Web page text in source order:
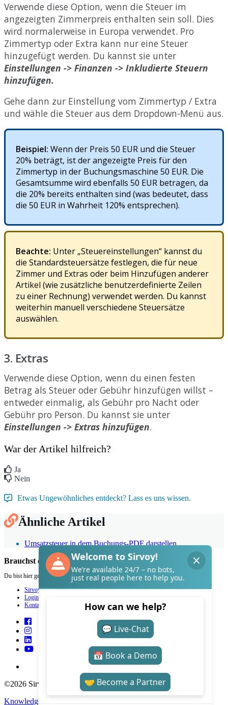
Verwende diese Option, wenn die Steuer im
angezeigten Zimmerpreis enthalten sein soll. Dies
wird normalerweise in Europa verwendet. Pro
Zimmertyp oder Extra kann nur eine Steuer
hinzugefügt werden. Du kannst sie unter
Einstellungen -> Finanzen -> Inkludierte Steuern
hinzufügen.
Gehe dann zur Einstellung vom Zimmertyp / Extra
und wähle die Steuer aus dem Dropdown-Menü aus.
Beispiel: Wenn der Preis 50 EUR und die Steuer
20% beträgt, istderangezeigte Preis fürden
Zimmertyp in der Buchungsmaschine 50 EUR. Die
Gesamtsumme wird ebenfalls 50 EUR betragen, da
die 20% bereits enthalten sind (was bedeutet, dass
die 50 EUR in Wahrheit 120% entsprechen).
Beachte: Unter „Steuereinstellungen“ kannstdu
die Standardsteuersätze festlegen, die für neue
Zimmer und Extras oder beim Hinzufügen anderer
Artikel (wie zusätzliche benutzerdefinierte Zeilen
zu einer Rechnung) verwendetwerden. Du kannst
weiterhin manuell verschiedene Steuersätze
auswählen.
3. Extras
Verwende diese Option, wenn du einen festen
Betrag als Steuer oder Gebühr hinzufügen willst –
entweder einmalig, als Gebühr pro Nacht oder
Gebühr pro Person. Du kannst sie unter
Einstellungen -> Extras hinzufügen.
War der Artikel hilfreich?
Ja
Nein
Etwas Ungewöhnliches entdeckt? Lass es uns wissen.
Ähnliche Artikel
Umsatzsteuer in dem Buchungs-PDF darstellen
Brauchst du Hilfe mit Sirvoy?
Du bist hier genau richtig.
Sirvoy
Login
Kontakt
©2026 Sirvoy . All Rights reserved.
Knowledge Base Software